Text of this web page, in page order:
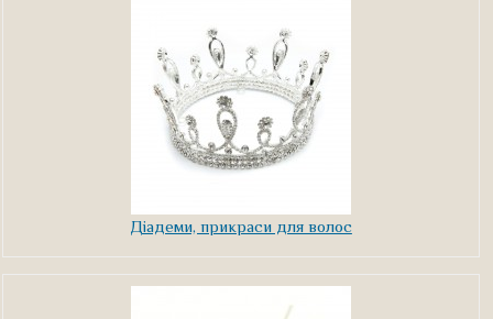
Діадеми, прикраси для волос